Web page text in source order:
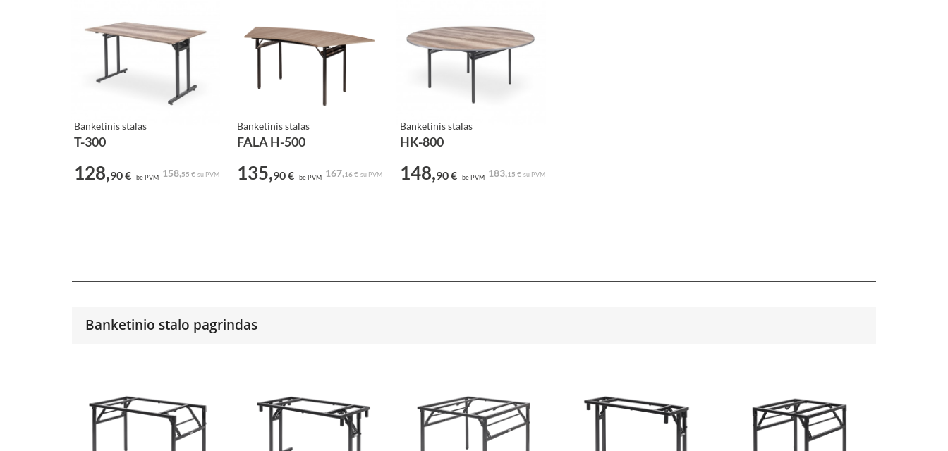
Banketinis stalas
T-300
128,90 € be PVM 158,55 € su PVM
Banketinis stalas
FALA H-500
135,90 € be PVM 167,16 € su PVM
Banketinis stalas
HK-800
148,90 € be PVM 183,15 € su PVM
Banketinio stalo pagrindas